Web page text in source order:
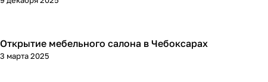
Открытие мебельного салона в Чебоксарах
3 марта 2025